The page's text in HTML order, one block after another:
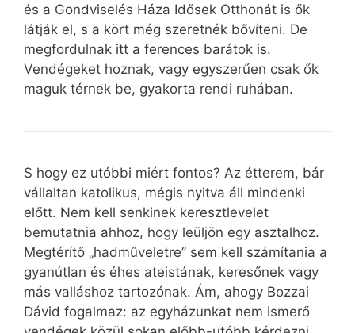
és a Gondviselés Háza Idősek Otthonát is ők
látják el, s a kört még szeretnék bővíteni. De
megfordulnak itt a ferences barátok is.
Vendégeket hoznak, vagy egyszerűen csak ők
maguk térnek be, gyakorta rendi ruhában.
S hogy ez utóbbi miért fontos? Az étterem, bár
vállaltan katolikus, mégis nyitva áll mindenki
előtt. Nem kell senkinek keresztlevelet
bemutatnia ahhoz, hogy leüljön egy asztalhoz.
Megtérítő „hadműveletre” sem kell számítania a
gyanútlan és éhes ateistának, keresőnek vagy
más valláshoz tartozónak. Ám, ahogy Bozzai
Dávid fogalmaz: az egyházunkat nem ismerő